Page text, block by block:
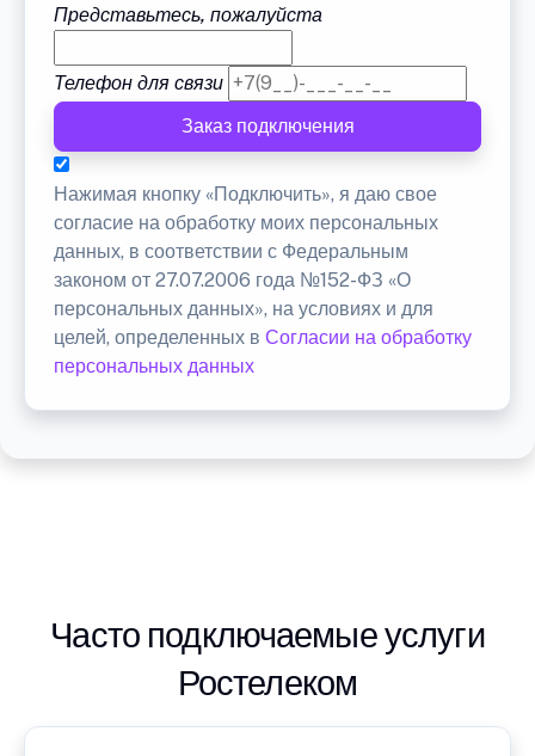
Представьтесь, пожалуйста
Телефон для связи
Заказ подключения
Нажимая кнопку «Подключить», я даю свое
согласие на обработку моих персональных
данных, в соответствии с Федеральным
законом от 27.07.2006 года №152-ФЗ «О
персональных данных», на условиях и для
целей, определенных в Согласии на обработку
персональных данных
Часто подключаемые услуги
Ростелеком